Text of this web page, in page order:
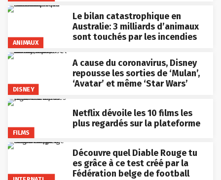
ANIMAUX
Le bilan catastrophique en
Australie: 3 milliards d’animaux
sont touchés par les incendies
DISNEY
A cause du coronavirus, Disney
repousse les sorties de ‘Mulan’,
‘Avatar’ et même ‘Star Wars’
FILMS
Netflix dévoile les 10 films les
plus regardés sur la plateforme
Découvre quel Diable Rouge tu
es grâce à ce test créé par la
Fédération belge de football